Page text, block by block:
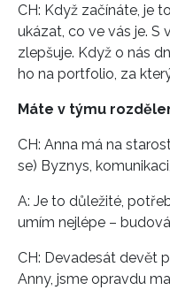
CH: Když začínáte, je
ukázat, co ve vás je. S
zlepšuje. Když o nás
ho na portfolio, za
Máte v týmu
CH: Anna má na
se) Byznys,
A: Je to důležité,
umím nejlépe –
CH: Devadesát devět
Anny, jsme opravdu